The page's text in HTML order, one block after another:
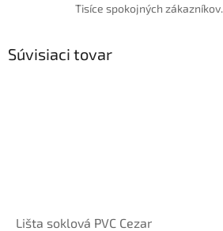
Tisíce spokojných zákazníkov.
Súvisiaci tovar
Lišta soklová PVC Cezar